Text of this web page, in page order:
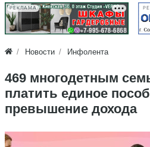
РЕКЛАМА
Новости Инфолента
469 многодетным
платить единое
превышение дохода